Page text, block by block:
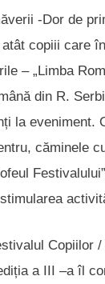
-Dor de
copiii care
– „Limba
din R.
la eveniment.
căminele
Copiilor
a III –a îl